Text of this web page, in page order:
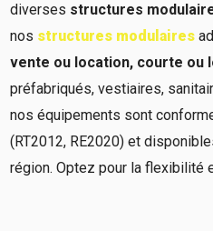
diverses structures
nos structures modulaires
vente ou location, courte ou
préfabriqués, vestiaires,
nos équipements sont
(RT2012, RE2020) et
région. Optez pour la flexibilité